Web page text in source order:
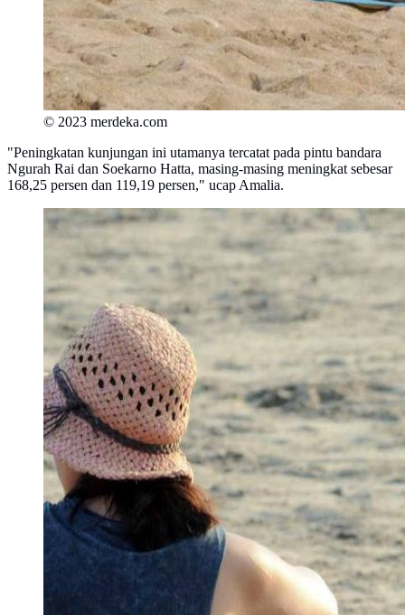
© 2023 merdeka.com
"Peningkatan kunjungan ini utamanya tercatat pada pintu bandara
Ngurah Rai dan Soekarno Hatta, masing-masing meningkat sebesar
168,25 persen dan 119,19 persen," ucap Amalia.